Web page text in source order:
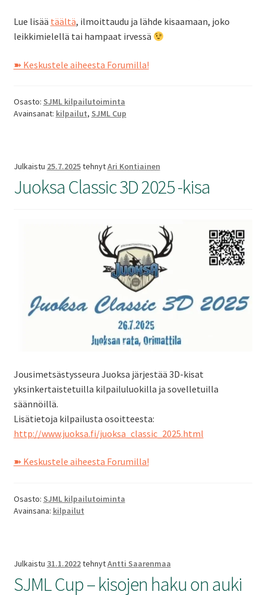
Lue lisää täältä, ilmoittaudu ja lähde kisaamaan, joko
leikkimielellä tai hampaat irvessä
➽ Keskustele aiheesta Forumilla!
Osasto: SJML kilpailutoiminta
Avainsanat: kilpailut, SJML Cup
Julkaistu 25.7.2025tehnytAri Kontiainen
Juoksa Classic 3D 2025 -kisa
Jousimetsästysseura Juoksa järjestää 3D-kisat
yksinkertaistetuilla kilpailuluokilla ja sovelletuilla
säännöillä.
Lisätietoja kilpailusta osoitteesta:
http://www.juoksa.fi/juoksa_classic_2025.html
➽ Keskustele aiheesta Forumilla!
Osasto: SJML kilpailutoiminta
Avainsana: kilpailut
Julkaistu 31.1.2022tehnytAntti Saarenmaa
SJML Cup – kisojen haku on auki